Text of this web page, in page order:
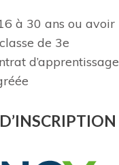
à 30 ans ou avoir
de 3e